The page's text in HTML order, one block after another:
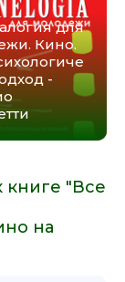
для
Кино.
-
книге "Все
на